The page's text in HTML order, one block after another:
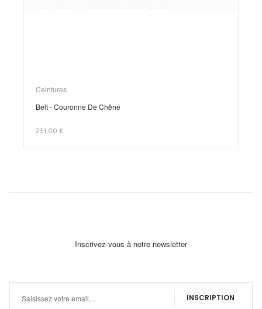
Ceintures
Belt - Couronne De Chêne
251,00 €
Inscrivez-vous à notre newsletter
INSCRIPTION